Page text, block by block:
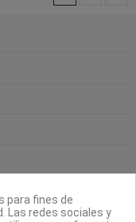
para fines de
Las redes sociales y